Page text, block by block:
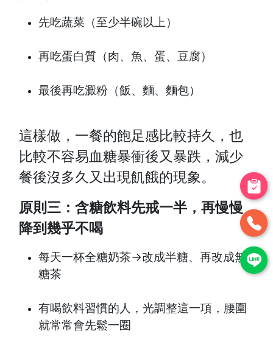
先吃蔬菜（至少半碗以上）
再吃蛋白質（肉、魚、蛋、豆腐）
最後再吃澱粉（飯、麵、麵包）
這樣做，一餐的飽足感比較持久，也
比較不容易血糖暴衝後又暴跌，減少
餐後沒多久又出現飢餓的現象。
原則三：含糖飲料先戒一半，再慢慢
降到幾乎不喝
每天一杯全糖奶茶→改成半糖、再改成無
糖茶
有喝飲料習慣的人，光調整這一項，腰圍
就常常會先鬆一圈